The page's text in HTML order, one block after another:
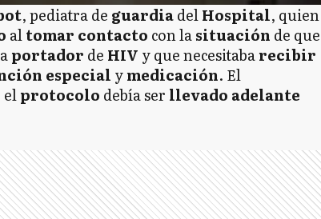
, pediatra de guardiadelHospital, quien
altomar contacto con lasituación de que
portador de HIV y que necesitabarecibir
especial ymedicación. El
elprotocolo debía ser llevado adelante